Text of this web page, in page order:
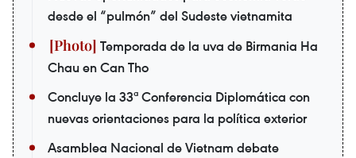
desde el “pulmón” del Sudeste vietnamita
Temporada de la uva de Birmania Ha
Chau en Can Tho
Concluye la 33ª Conferencia Diplomática con
nuevas orientaciones para la política exterior
Asamblea Nacional de Vietnam debate